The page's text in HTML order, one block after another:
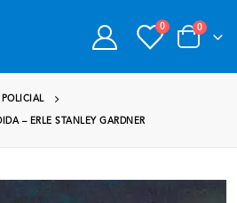
0 0
POLICIAL
– ERLE STANLEY GARDNER